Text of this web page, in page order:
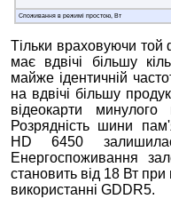
Споживання в режимі простою, Вт
Тільки враховуючи
має вдвічі більшу
майже ідентичній
на вдвічі більшу
відеокарти минулого
Розрядність шини
HD 6450
Енергоспоживання
становить від 18 Вт
використанні GDDR5.